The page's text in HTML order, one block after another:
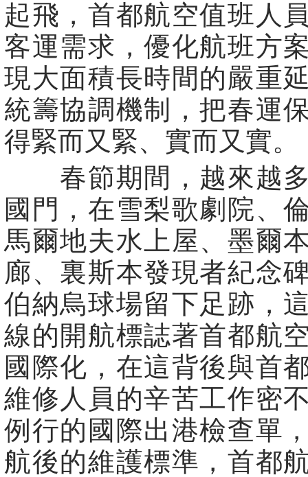
起飛，首都航空值班人
客運需求，優化航班方
現大面積長時間的嚴重
統籌協調機制，把春運
得緊而又緊、實而又實。
春節期間，越來越多
國門，在雪梨歌劇院、
馬爾地夫水上屋、墨爾
廊、裏斯本發現者紀念
伯納烏球場留下足跡，
線的開航標誌著首都航
國際化，在這背後與首
維修人員的辛苦工作密
例行的國際出港檢查單
航後的維護標準，首都